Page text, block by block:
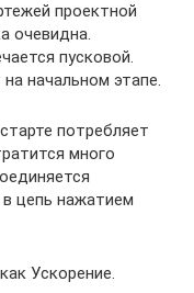
проектной
очевидна.
пусковой.
начальном этапе.
потребляет
много
цепь нажатием
Ускорение.